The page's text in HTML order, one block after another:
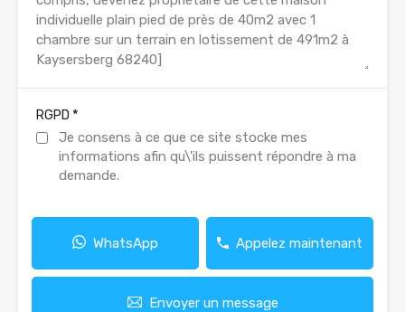
RGPD *
Je consens à ce que ce site stocke mes
informations afin qu\'ils puissent répondre à ma
demande.
WhatsApp Appelez maintenant
Envoyer un message